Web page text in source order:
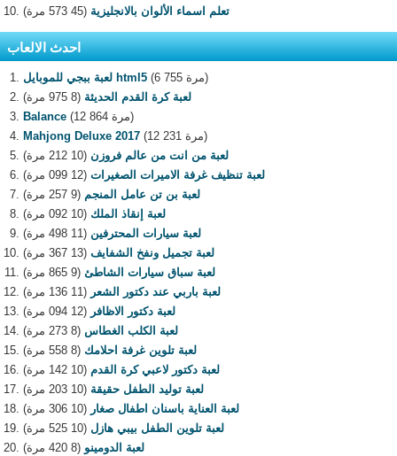
تعلم اسماء الألوان بالانجليزية (45 573 مرة)
احدث الالعاب
لعبة ببجي للموبايل html5
(6 755 مرة)
لعبة كرة القدم الحديثة (8 975 مرة)
Balance
(12 864 مرة)
Mahjong Deluxe 2017
(12 231 مرة)
لعبة من انت من عالم فروزن (10 212 مرة)
لعبة تنظيف غرفة الاميرات الصغيرات (12 099 مرة)
لعبة بن تن عامل المنجم (9 257 مرة)
لعبة إنقاذ الملك (10 092 مرة)
لعبة سيارات المحترفين (11 498 مرة)
لعبة تجميل ونفخ الشفايف (13 367 مرة)
لعبة سباق سيارات الشاطئ (9 865 مرة)
لعبة باربي عند دكتور الشعر (11 136 مرة)
لعبة دكتور الاظافر (12 094 مرة)
لعبة الكلب الغطاس (8 273 مرة)
لعبة تلوين غرفة احلامك (8 558 مرة)
لعبة دكتور لاعبي كرة القدم (10 142 مرة)
لعبة توليد الطفل حقيقة (10 203 مرة)
لعبة العناية باسنان اطفال صغار (10 306 مرة)
لعبة تلوين الطفل بيبي هازل (10 525 مرة)
لعبة الدومينو (8 420 مرة)